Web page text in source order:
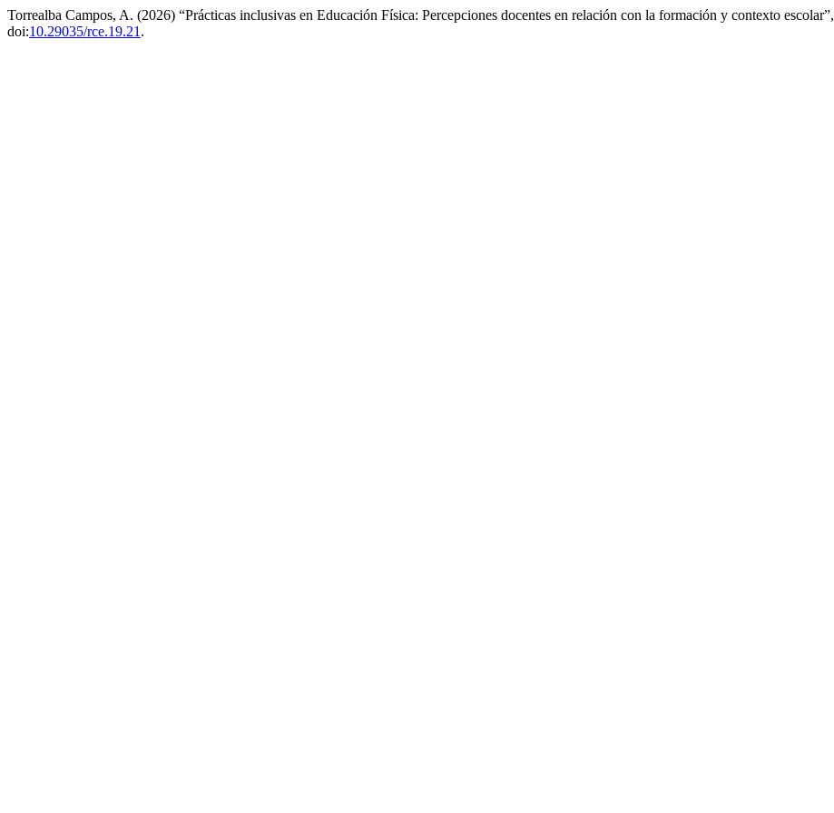
Torrealba Campos, A. (2026) “Prácticas inclusivas en Educación Física: Percepciones docentes en relación con la formación y contexto escolar”,
doi:10.29035/rce.19.21 .